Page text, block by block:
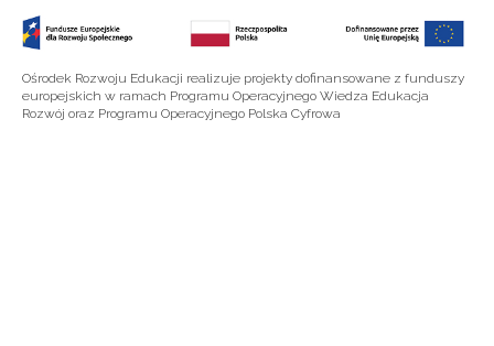
Ośrodek Rozwoju Edukacji realizuje projekty dofinansowane z funduszy
europejskich w ramach Programu Operacyjnego Wiedza Edukacja
Rozwój oraz Programu Operacyjnego Polska Cyfrowa